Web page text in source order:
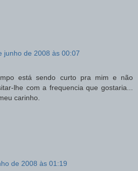
junho de 2008 às 00:07
está sendo curto pra mim e não
lhe com a frequencia que gostaria...
carinho.
de 2008 às 01:19